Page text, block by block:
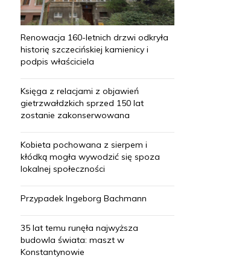
Renowacja 160-letnich drzwi odkryła
historię szczecińskiej kamienicy i
podpis właściciela
Księga z relacjami z objawień
gietrzwałdzkich sprzed 150 lat
zostanie zakonserwowana
Kobieta pochowana z sierpem i
kłódką mogła wywodzić się spoza
lokalnej społeczności
Przypadek Ingeborg Bachmann
35 lat temu runęła najwyższa
budowla świata: maszt w
Konstantynowie